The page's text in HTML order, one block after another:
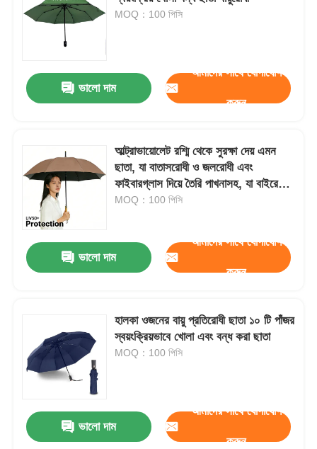
বাড়ি
আমাদের সম্পর্কে
MOQ：100 পিসি
ভালো দাম
আমাদের সাথে যোগাযোগ
করুন
আল্ট্রাভায়োলেট রশ্মি থেকে সুরক্ষা দেয় এমন
ছাতা, যা বাতাসরোধী ও জলরোধী এবং
ফাইবারগ্লাস দিয়ে তৈরি পাখনাসহ, যা বাইরের
আল্ট্রাভায়োলেট রশ্মি থেকে সর্বোচ্চ সুরক্ষা প্রদান
MOQ：100 পিসি
ভালো দাম
আমাদের সাথে যোগাযোগ
করুন
হালকা ওজনের বায়ু প্রতিরোধী ছাতা ১০ টি পাঁজর
স্বয়ংক্রিয়ভাবে খোলা এবং বন্ধ করা ছাতা
MOQ：100 পিসি
ভালো দাম
আমাদের সাথে যোগাযোগ
করুন